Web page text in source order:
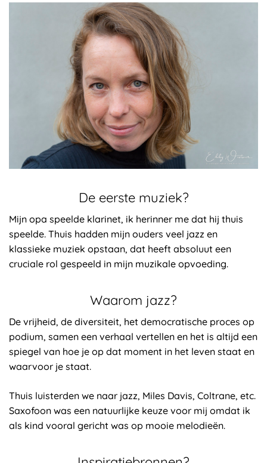
De eerste muziek?
Mijn opa speelde klarinet, ik herinner me dat hij thuis
speelde. Thuis hadden mijn ouders veel jazz en
klassieke muziek opstaan, dat heeft absoluut een
cruciale rol gespeeld in mijn muzikale opvoeding.
Waarom jazz?
De vrijheid, de diversiteit, het democratische proces op
podium, samen een verhaal vertellen en het is altijd een
spiegel van hoe je op dat moment in het leven staat en
waarvoor je staat.
Thuis luisterden we naar jazz, Miles Davis, Coltrane, etc.
Saxofoon was een natuurlijke keuze voor mij omdat ik
als kind vooral gericht was op mooie melodieën.